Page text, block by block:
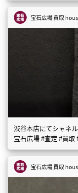
宝石広場 買取
渋谷本店にてシャネ
宝石広場 #査定 #買取
宝石広場 買取